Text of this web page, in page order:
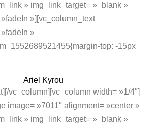
» img_link_target= »_blank »
»][vc_column_text
»
top: -15px
Ariel Kyrou
vc_column][vc_column width= »1/4″]
image= »7011″ alignment= »center »
» img_link_target= »_blank »